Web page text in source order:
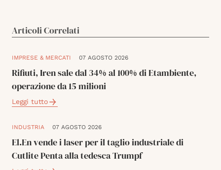
Articoli Correlati
IMPRESE & MERCATI 07 AGOSTO 2026
Rifiuti, Iren sale dal 34% al 100% di Etambiente,
operazione da 15 milioni
Leggi tutto
INDUSTRIA 07 AGOSTO 2026
El.En vende i laser per il taglio industriale di
Cutlite Penta alla tedesca Trumpf